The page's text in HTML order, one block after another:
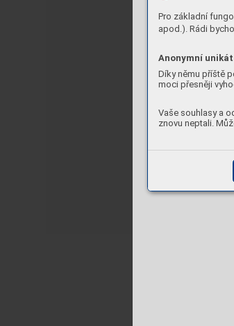
Pro základní
apod.). Rádi
Anonymní
Díky němu příště
moci přesněji
Vaše souhlasy a
znovu neptali.